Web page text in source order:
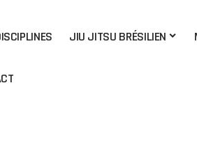
JIU JITSU BRÉSILIEN